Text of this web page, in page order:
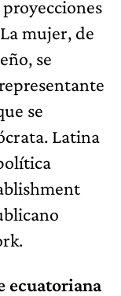
mujer, de
se
se
Latina
ecuatoriana